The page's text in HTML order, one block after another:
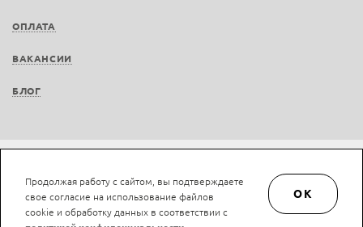
ОПЛАТА
ВАКАНСИИ
БЛОГ
Политика конфиденциальности.
Положение об обработке и защите персональных
данных.
Продолжая работу с сайтом, вы подтверждаете
свое согласие на использование файлов
cookie и обработку данных в соответствии с
OK